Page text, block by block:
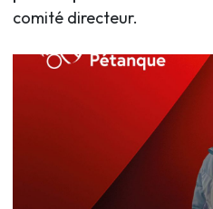
comité directeur.